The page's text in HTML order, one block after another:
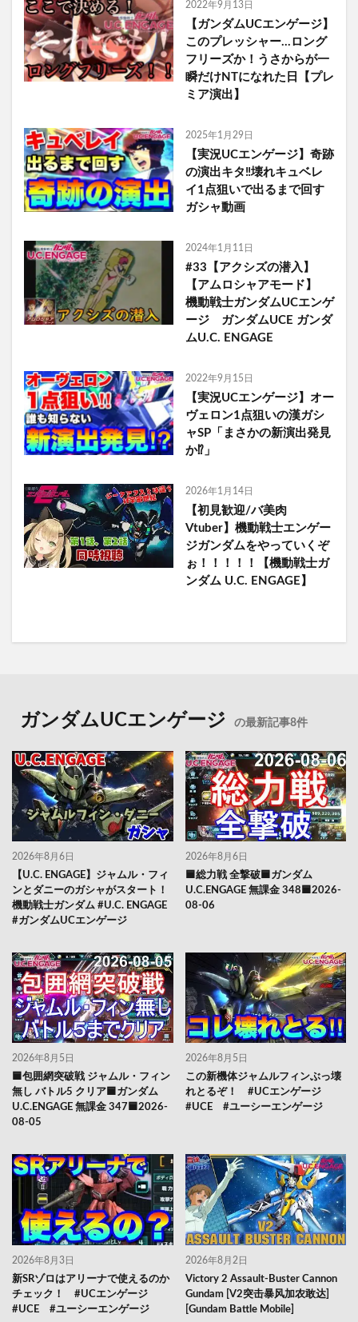
2022年9月13日
【ガンダムUCエンゲージ】
このプレッシャー…ロング
フリーズか！うさからが一
瞬だけNTになれた日【プレ
ミア演出】
2025年1月29日
【実況UCエンゲージ】奇跡
の演出キタ‼︎壊れキュベレ
イ1点狙いで出るまで回す
ガシャ動画
2024年1月11日
#33【アクシズの潜入】
【アムロシャアモード】
機動戦士ガンダムUCエンゲ
ージ ガンダムUCE ガンダ
ムU.C. ENGAGE
2022年9月15日
【実況UCエンゲージ】オー
ヴェロン1点狙いの漢ガシ
ャSP「まさかの新演出発見
か⁉︎」
2026年1月14日
【初見歓迎/バ美肉
Vtuber】機動戦士エンゲー
ジガンダムをやっていくぞ
ぉ！！！！！【機動戦士ガ
ンダム U.C. ENGAGE】
ガンダムUCエンゲージ の最新記事8件
2026年8月6日
【U.C. ENGAGE】ジャムル・フィ
ンとダニーのガシャがスタート！
機動戦士ガンダム #U.C. ENGAGE
#ガンダムUCエンゲージ
2026年8月6日
🟦総力戦 全撃破🟦ガンダム
U.C.ENGAGE 無課金 348🟦2026-
08-06
2026年8月5日
🟦包囲網突破戦 ジャムル・フィン
無し バトル5 クリア🟦ガンダム
U.C.ENGAGE 無課金 347🟦2026-
08-05
2026年8月5日
この新機体ジャムルフィンぶっ壊
れとるぞ！ #UCエンゲージ
#UCE #ユーシーエンゲージ
2026年8月3日
新SRゾロはアリーナで使えるのか
チェック！ #UCエンゲージ
#UCE #ユーシーエンゲージ
2026年8月2日
Victory 2 Assault-Buster Cannon
Gundam [V2突击暴风加农敢达]
[Gundam Battle Mobile]